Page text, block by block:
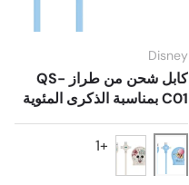
Disney
كابل شحن من طراز QS-
C01 بمناسبة الذكرى المئوية